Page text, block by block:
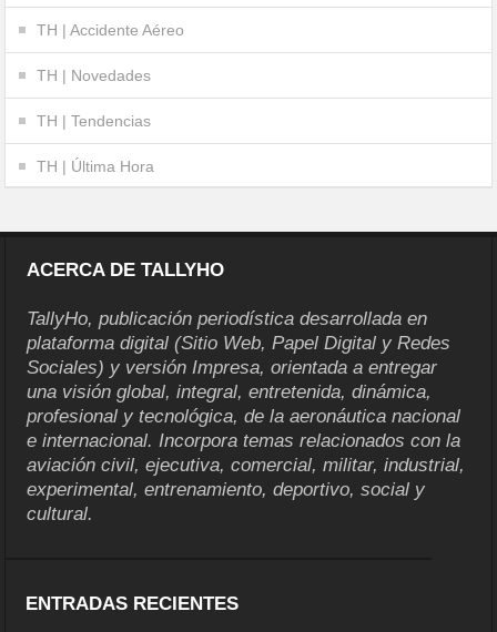
TH | Accidente Aéreo
TH | Novedades
TH | Tendencias
TH | Última Hora
ACERCA DE TALLYHO
TallyHo, publicación periodística desarrollada en
plataforma digital (Sitio Web, Papel Digital y Redes
Sociales) y versión Impresa, orientada a entregar
una visión global, integral, entretenida, dinámica,
profesional y tecnológica, de la aeronáutica nacional
e internacional. Incorpora temas relacionados con la
aviación civil, ejecutiva, comercial, militar, industrial,
experimental, entrenamiento, deportivo, social y
cultural.
ENTRADAS RECIENTES